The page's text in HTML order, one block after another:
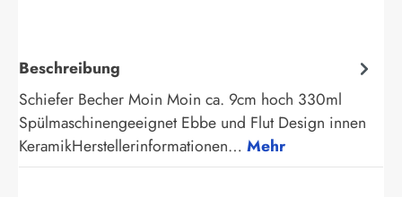
Beschreibung
Schiefer Becher Moin Moin ca. 9cm hoch 330ml
Spülmaschinengeeignet Ebbe und Flut Design innen
KeramikHerstellerinformationen… Mehr